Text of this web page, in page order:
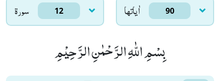
سورۃ 12 اٰياتها 90
بِسْمِ اللّٰهِ الرَّحْمٰنِ الرَّحِیْمِ